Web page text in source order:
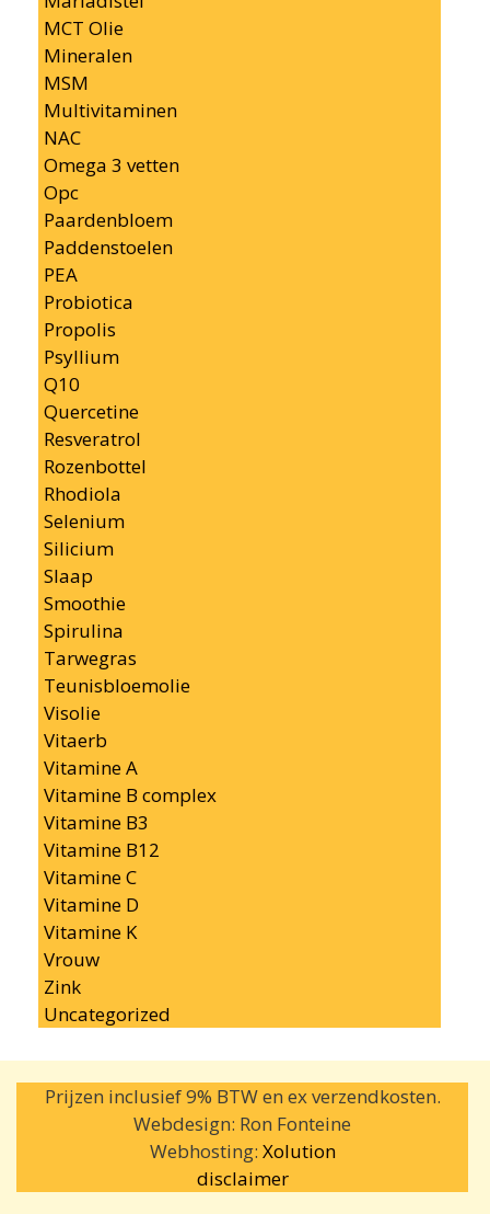
MCT Olie
Mineralen
MSM
Multivitaminen
NAC
Omega 3 vetten
Opc
Paardenbloem
Paddenstoelen
PEA
Probiotica
Propolis
Psyllium
Q10
Quercetine
Resveratrol
Rozenbottel
Rhodiola
Selenium
Silicium
Slaap
Smoothie
Spirulina
Tarwegras
Teunisbloemolie
Visolie
Vitaerb
Vitamine A
Vitamine B complex
Vitamine B3
Vitamine B12
Vitamine C
Vitamine D
Vitamine K
Vrouw
Zink
Uncategorized
Prijzen inclusief 9% BTW en ex verzendkosten.
Webdesign: Ron Fonteine
Webhosting: Xolution
disclaimer